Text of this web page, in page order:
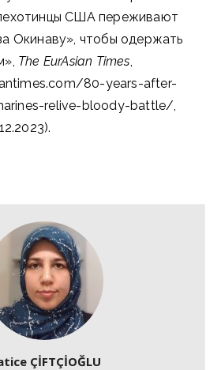
США переживают
Окинаву», чтобы одержать
The EurAsian Times,
80-years-after-
relive-bloody-battle/,
ÇİFTÇİOĞLU